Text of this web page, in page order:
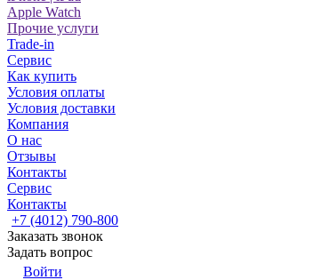
Apple Watch
Прочие услуги
Trade-in
Сервис
Как купить
Условия оплаты
Условия доставки
Компания
О нас
Отзывы
Контакты
Сервис
Контакты
+7 (4012) 790-800
Заказать звонок
Задать вопрос
Войти